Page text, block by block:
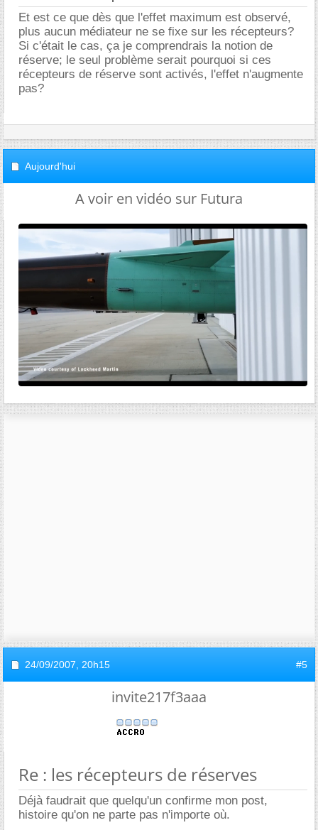
Et est ce que dès que l'effet maximum est observé,
plus aucun médiateur ne se fixe sur les récepteurs?
Si c'était le cas, ça je comprendrais la notion de
réserve; le seul problème serait pourquoi si ces
récepteurs de réserve sont activés, l'effet n'augmente
pas?
Aujourd'hui
A voir en vidéo sur Futura
24/09/2007, 20h15 #5
invite217f3aaa
Re : les récepteurs de réserves
Déjà faudrait que quelqu'un confirme mon post,
histoire qu'on ne parte pas n'importe où.